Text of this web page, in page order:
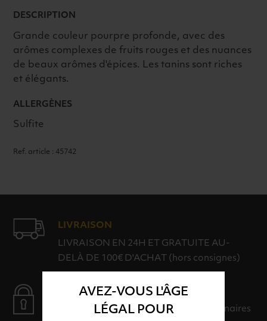
AVEZ-VOUS L'ÂGE
LÉGAL POUR
DESCRIPTION
Grande couleur pourpre profonde, avec des
arômes complexes de fruits rouges et des nuances
de beaux arômes d'épices. Les tanins sont riches
et élégants.
ALLERGÈNES
Sulfite
Ref. article : 45742
LIVRAISON
LIVRAISON EN 24H ET GRATUITE AU-
DELÀ DE 100€ D'ACHAT (hors consignes)
PAIEMENT SÉCURISÉ
Payer en toute sérénité avec nos partenaires